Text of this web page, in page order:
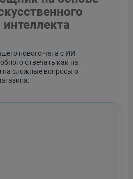
интеллекта
нового чата с ИИ
отвечать как на
на сложные вопросы о